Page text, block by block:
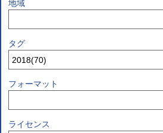
地域
タグ
フォーマット
ライセンス